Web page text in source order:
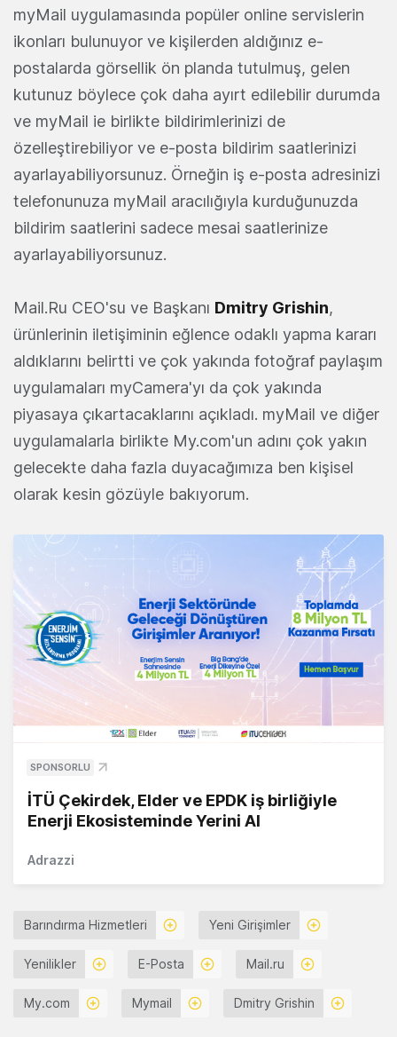
myMail uygulamasında popüler online servislerin
ikonları bulunuyor ve kişilerden aldığınız e-
postalarda görsellik ön planda tutulmuş, gelen
kutunuz böylece çok daha ayırt edilebilir durumda
ve myMail ie birlikte bildirimlerinizi de
özelleştirebiliyor ve e-posta bildirim saatlerinizi
ayarlayabiliyorsunuz. Örneğin iş e-posta adresinizi
telefonunuza myMail aracılığıyla kurduğunuzda
bildirim saatlerini sadece mesai saatlerinize
ayarlayabiliyorsunuz.
Mail.Ru CEO'su ve Başkanı Dmitry Grishin,
ürünlerinin iletişiminin eğlence odaklı yapma kararı
aldıklarını belirtti ve çok yakında fotoğraf paylaşım
uygulamaları myCamera'yı da çok yakında
piyasaya çıkartacaklarını açıkladı. myMail ve diğer
uygulamalarla birlikte My.com'un adını çok yakın
gelecekte daha fazla duyacağımıza ben kişisel
olarak kesin gözüyle bakıyorum.
SPONSORLU
İTÜ Çekirdek, Elder ve EPDK iş birliğiyle
Enerji Ekosisteminde Yerini Al
Adrazzi
Barındırma Hizmetleri Yeni Girişimler
Yenilikler E-Posta Mail.ru
My.com Mymail Dmitry Grishin